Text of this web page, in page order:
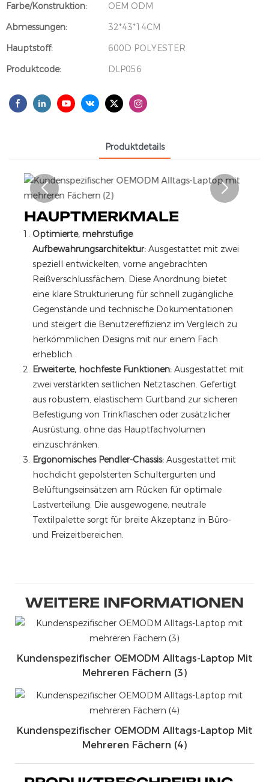
Farbe/Konstruktion:
OEM ODM
Abmessungen:
32*43*14CM
Hauptstoff:
600D POLYESTER
Produktcode:
DLP056
Produktdetails
HAUPTMERKMALE
Optimierte, mehrstufige
Aufbewahrungsarchitektur: Ausgestattet mit zwei
speziell entwickelten, vorne angebrachten
Reißverschlussfächern. Diese Anordnung bietet
eine klare Strukturierung für schnell zugängliche
Gegenstände und technische Dokumentationen
und steigert die Benutzereffizienz im Vergleich zu
herkömmlichen Designs mit nur einem Fach
erheblich.
Erweiterte, hochfeste Funktionen: Ausgestattet mit
zwei verstärkten seitlichen Netztaschen. Gefertigt
aus robustem, elastischem Gurtband zur sicheren
Befestigung von Trinkflaschen oder zusätzlicher
Ausrüstung, ohne das Hauptfachvolumen
einzuschränken.
Ergonomisches Pendler-Chassis: Ausgestattet mit
hochdicht gepolsterten Schultergurten und
Belüftungseinsätzen am Rücken für optimale
Lastverteilung. Die ausgewogene, neutrale
Textilpalette sorgt für breite Akzeptanz in Büro-
und Freizeitbereichen.
WEITERE INFORMATIONEN
Kundenspezifischer OEMODM Alltags-Laptop Mit
Mehreren Fächern (3)
Kundenspezifischer OEMODM Alltags-Laptop Mit
Mehreren Fächern (4)